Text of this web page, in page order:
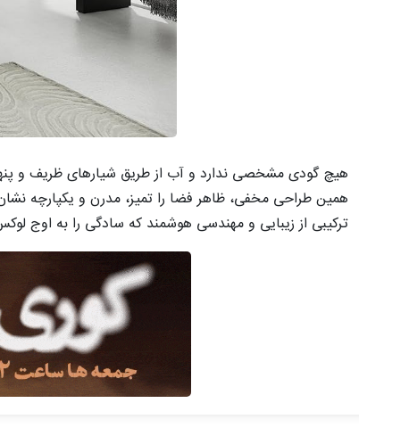
هیچ گودی مشخصی ندارد و آب از طریق شیارهای ظریف و
همین طراحی مخفی، ظاهر فضا را تمیز، مدرن و یکپارچه
ترکیبی از زیبایی و مهندسی هوشمند که سادگی را به اوج